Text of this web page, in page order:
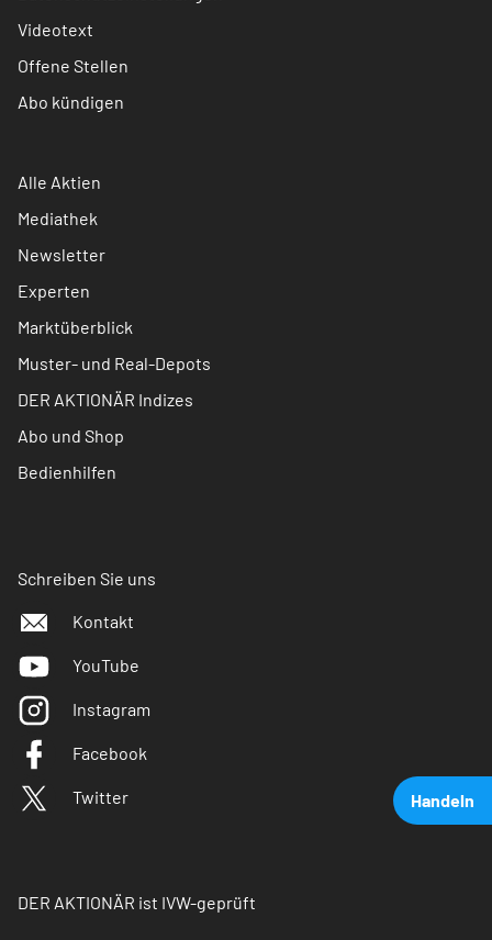
Handeln
Videotext
Offene Stellen
Abo kündigen
Alle Aktien
Mediathek
Newsletter
Experten
Marktüberblick
Muster- und Real-Depots
DER AKTIONÄR Indizes
Abo und Shop
Bedienhilfen
Schreiben Sie uns
Kontakt
YouTube
Instagram
Facebook
Twitter
DER AKTIONÄR ist IVW-geprüft